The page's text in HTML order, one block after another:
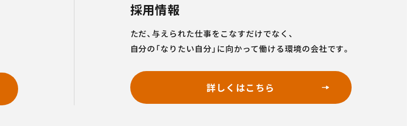
採用情報
ただ、与えられた仕事をこなすだけでなく、
自分の「なりたい自分」に向かって働ける環境の会社です。
詳しくはこちら